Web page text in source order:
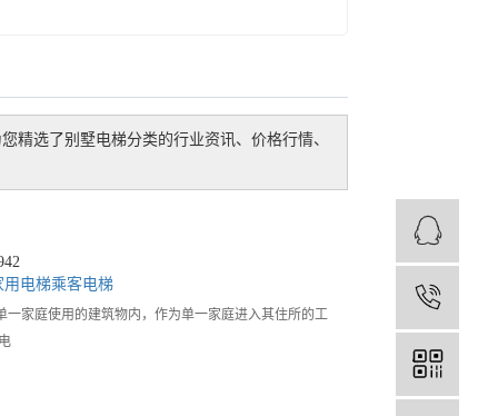
精选了别墅电梯分类的行业资讯、价格行情、
用电梯乘客电梯
家庭使用的建筑物内，作为单一家庭进入其住所的工